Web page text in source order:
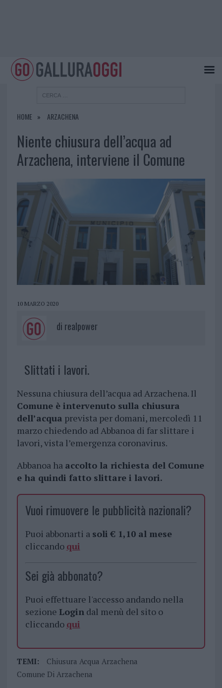
HOME ARZACHENA
Niente chiusura dell’acqua ad
Arzachena, interviene il Comune
10 MARZO 2020
di realpower
Slittati i lavori.
Nessuna chiusura dell’acqua ad Arzachena. Il
Comune è intervenuto sulla chiusura
dell’acqua prevista per domani, mercoledì 11
marzo chiedendo ad Abbanoa di far slittare i
lavori, vista l’emergenza coronavirus.
Abbanoa ha accolto la richiesta del Comune
e ha quindi fatto slittare i lavori.
Vuoi rimuovere le pubblicità nazionali?
Puoi abbonarti a soli € 1,10 al mese
cliccando qui
Sei già abbonato?
Puoi effettuare l'accesso andando nella
sezione Logindal menù del sito o
cliccando qui
TEMI:
Chiusura Acqua Arzachena
Comune Di Arzachena